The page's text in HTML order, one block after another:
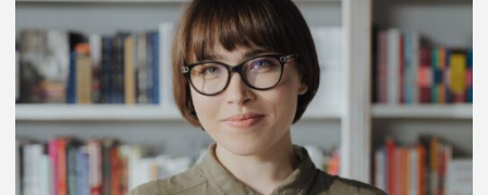
paralelo
entre
André
Luiz